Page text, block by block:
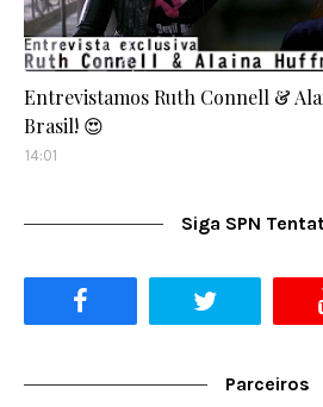
Entrevistamos Ruth Connell &
Brasil! 😍
14:01
Siga SPN
Parceiros